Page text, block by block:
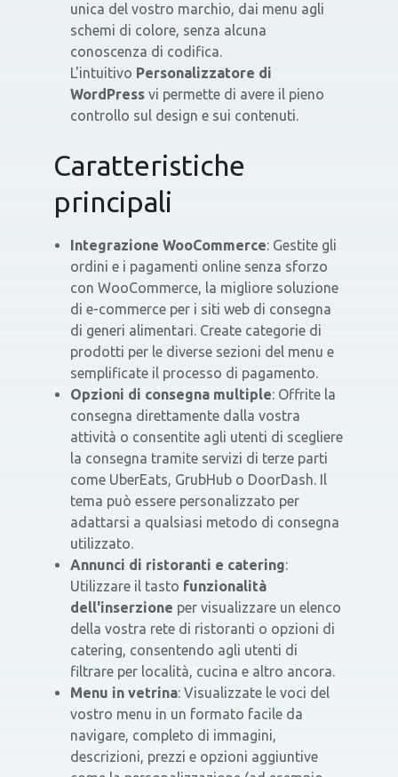
unica del vostro marchio, dai menu agli
schemi di colore, senza alcuna
conoscenza di codifica.
L'intuitivo Personalizzatore di
WordPress vi permette di avere il pieno
controllo sul design e sui contenuti.
Caratteristiche
principali
Integrazione WooCommerce: Gestite gli
ordini e i pagamenti online senza sforzo
con WooCommerce, la migliore soluzione
di e-commerce per i siti web di consegna
di generi alimentari. Create categorie di
prodotti per le diverse sezioni del menu e
semplificate il processo di pagamento.
Opzioni di consegna multiple: Offrite la
consegna direttamente dalla vostra
attività o consentite agli utenti di scegliere
la consegna tramite servizi di terze parti
come UberEats, GrubHub o DoorDash. Il
tema può essere personalizzato per
adattarsi a qualsiasi metodo di consegna
utilizzato.
Annunci di ristoranti e catering:
Utilizzare il tasto funzionalità
dell'inserzione per visualizzare un elenco
della vostra rete di ristoranti o opzioni di
catering, consentendo agli utenti di
filtrare per località, cucina e altro ancora.
Menu in vetrina: Visualizzate le voci del
vostro menu in un formato facile da
navigare, completo di immagini,
descrizioni, prezzi e opzioni aggiuntive